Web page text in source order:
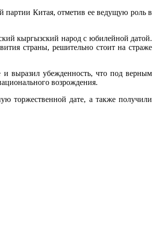
партии Китая, отметив ее ведущую роль в
кыргызский народ с юбилейной датой.
страны, решительно стоит на страже
выразил убежденность, что под верным
возрождения.
торжественной дате, а также получили